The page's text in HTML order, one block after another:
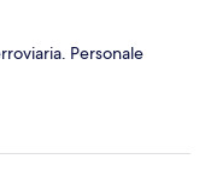
Personale